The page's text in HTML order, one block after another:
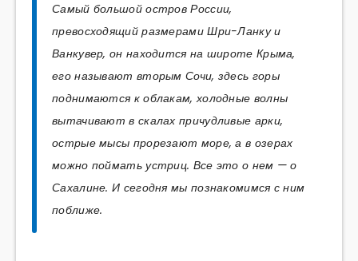
Самый большой остров России,
превосходящий размерами Шри-Ланку и
Ванкувер, он находится на широте Крыма,
его называют вторым Сочи, здесь горы
поднимаются к облакам, холодные волны
вытачивают в скалах причудливые арки,
острые мысы прорезают море, а в озерах
можно поймать устриц. Все это о нем — о
Сахалине. И сегодня мы познакомимся с ним
поближе.